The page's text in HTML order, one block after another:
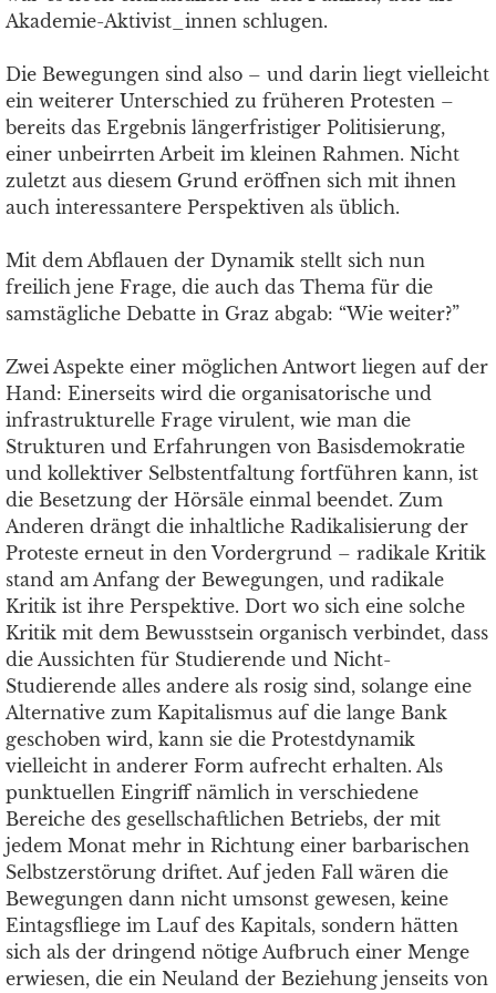
Akademie-Aktivist_innen schlugen.
Die Bewegungen sind also – und darin liegt vielleicht
ein weiterer Unterschied zu früheren Protesten –
bereits das Ergebnis längerfristiger Politisierung,
einer unbeirrten Arbeit im kleinen Rahmen. Nicht
zuletzt aus diesem Grund eröffnen sich mit ihnen
auch interessantere Perspektiven als üblich.
Mit dem Abflauen der Dynamik stellt sich nun
freilich jene Frage, die auch das Thema für die
samstägliche Debatte in Graz abgab: “Wie weiter?”
Zwei Aspekte einer möglichen Antwort liegen auf der
Hand: Einerseits wird die organisatorische und
infrastrukturelle Frage virulent, wie man die
Strukturen und Erfahrungen von Basisdemokratie
und kollektiver Selbstentfaltung fortführen kann, ist
die Besetzung der Hörsäle einmal beendet. Zum
Anderen drängt die inhaltliche Radikalisierung der
Proteste erneut in den Vordergrund – radikale Kritik
stand am Anfang der Bewegungen, und radikale
Kritik ist ihre Perspektive. Dort wo sich eine solche
Kritik mit dem Bewusstsein organisch verbindet, dass
die Aussichten für Studierende und Nicht-
Studierende alles andere als rosig sind, solange eine
Alternative zum Kapitalismus auf die lange Bank
geschoben wird, kann sie die Protestdynamik
vielleicht in anderer Form aufrecht erhalten. Als
punktuellen Eingriff nämlich in verschiedene
Bereiche des gesellschaftlichen Betriebs, der mit
jedem Monat mehr in Richtung einer barbarischen
Selbstzerstörung driftet. Auf jeden Fall wären die
Bewegungen dann nicht umsonst gewesen, keine
Eintagsfliege im Lauf des Kapitals, sondern hätten
sich als der dringend nötige Aufbruch einer Menge
erwiesen, die ein Neuland der Beziehung jenseits von